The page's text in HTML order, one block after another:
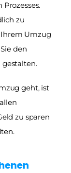
zu
Umzug
den
geht, ist
zu sparen